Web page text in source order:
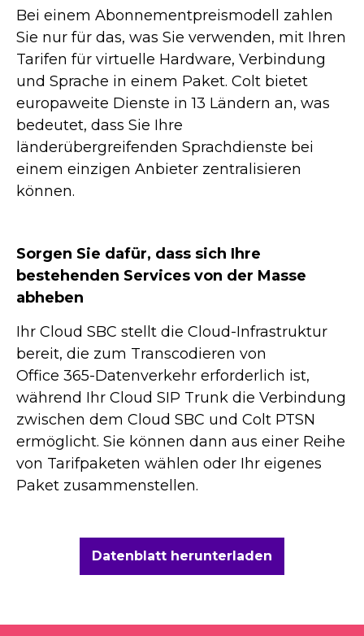
Bei einem Abonnementpreismodell zahlen
Sie nur für das, was Sie verwenden, mit Ihren
Tarifen für virtuelle Hardware, Verbindung
und Sprache in einem Paket. Colt bietet
europaweite Dienste in 13 Ländern an, was
bedeutet, dass Sie Ihre
länderübergreifenden Sprachdienste bei
einem einzigen Anbieter zentralisieren
können.
Sorgen Sie dafür, dass sich Ihre
bestehenden Services von der Masse
abheben
Ihr Cloud SBC stellt die Cloud-Infrastruktur
bereit, die zum Transcodieren von
Office 365-Datenverkehr erforderlich ist,
während Ihr Cloud SIP Trunk die Verbindung
zwischen dem Cloud SBC und Colt PTSN
ermöglicht. Sie können dann aus einer Reihe
von Tarifpaketen wählen oder Ihr eigenes
Paket zusammenstellen.
Datenblatt herunterladen